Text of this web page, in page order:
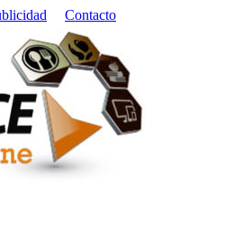
Contacto